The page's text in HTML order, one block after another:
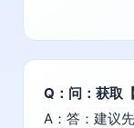
Q：问：获取
A：答：建议